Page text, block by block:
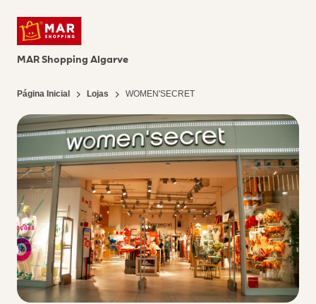
MAR Shopping Algarve
Página Inicial Lojas WOMEN'SECRET